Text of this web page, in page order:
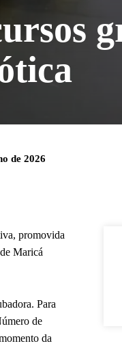
de 2026
promovida
Maricá
Para
de
da